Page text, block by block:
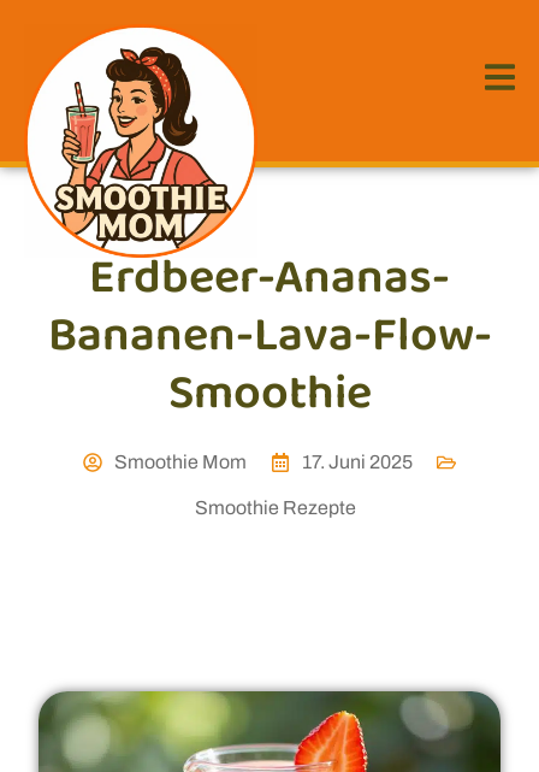
Erdbeer-Ananas-
Bananen-Lava-Flow-
Smoothie
Smoothie Mom 17. Juni 2025
Smoothie Rezepte